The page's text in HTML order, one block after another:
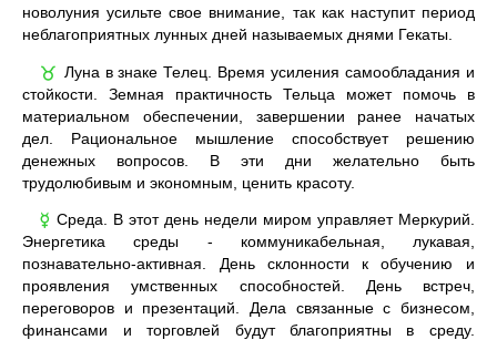
новолуния усильте свое внимание, так как наступит период
неблагоприятных лунных дней называемых днями Гекаты.
♉ Луна в знаке Телец. Время усиления самообладания и
стойкости. Земная практичность Тельца может помочь в
материальном обеспечении, завершении ранее начатых
дел. Рациональное мышление способствует решению
денежных вопросов. В эти дни желательно быть
трудолюбивым и экономным, ценить красоту.
☿ Среда. В этот день недели миром управляет Меркурий.
Энергетика среды - коммуникабельная, лукавая,
познавательно-активная. День склонности к обучению и
проявления умственных способностей. День встреч,
переговоров и презентаций. Дела связанные с бизнесом,
финансами и торговлей будут благоприятны в среду.